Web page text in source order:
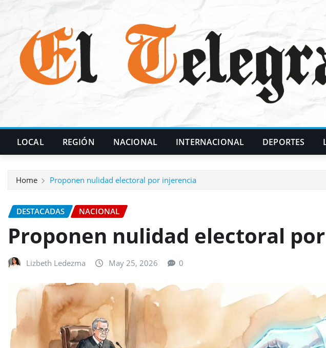
LOCAL REGIÓN NACIONAL INTERNACIONAL DEPORTES
Home Proponen nulidad electoral por injerencia
DESTACADAS NACIONAL
Proponen nulidad electoral
Lizbeth Ledezma May 25, 2026 0